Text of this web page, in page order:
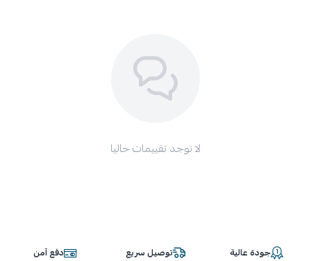
لا توجد تقييمات حاليا
جودة عالية توصيل سريع دفع آمن